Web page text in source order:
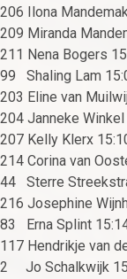
206 Ilona
209 Miranda
211 Nena Bogers
99 Shaling Lam
203 Eline van
204 Janneke Winkel
207 Kelly Klerx
214 Corina van
44 Sterre
216 Josephine
83 Erna Splint
117 Hendrikje van
2 Jo Schalkwijk